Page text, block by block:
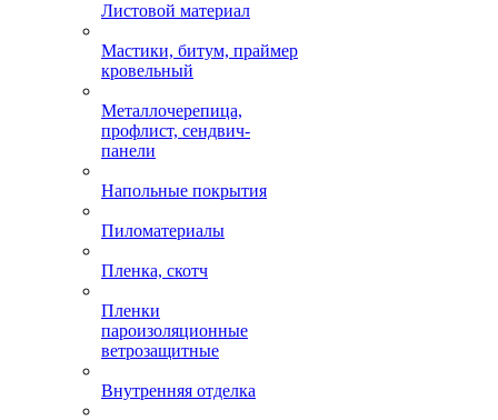
Листовой материал
Мастики, битум, праймер
кровельный
Металлочерепица,
профлист, сендвич-
панели
Напольные покрытия
Пиломатериалы
Пленка, скотч
Пленки
пароизоляционные
ветрозащитные
Внутренняя отделка